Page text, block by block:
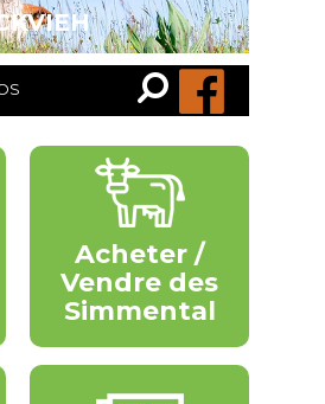
Recherche…
Rechercher
Acheter /
Vendre des
Simmental